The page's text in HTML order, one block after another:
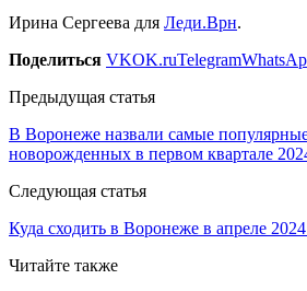
Ирина Сергеева для Леди.Врн.
Поделиться VKOK.ruTelegram
Предыдущая статья
В Воронеже назвали самые
новорожденных в первом квартале
Следующая статья
Куда сходить в Воронеже в апреле
Читайте также